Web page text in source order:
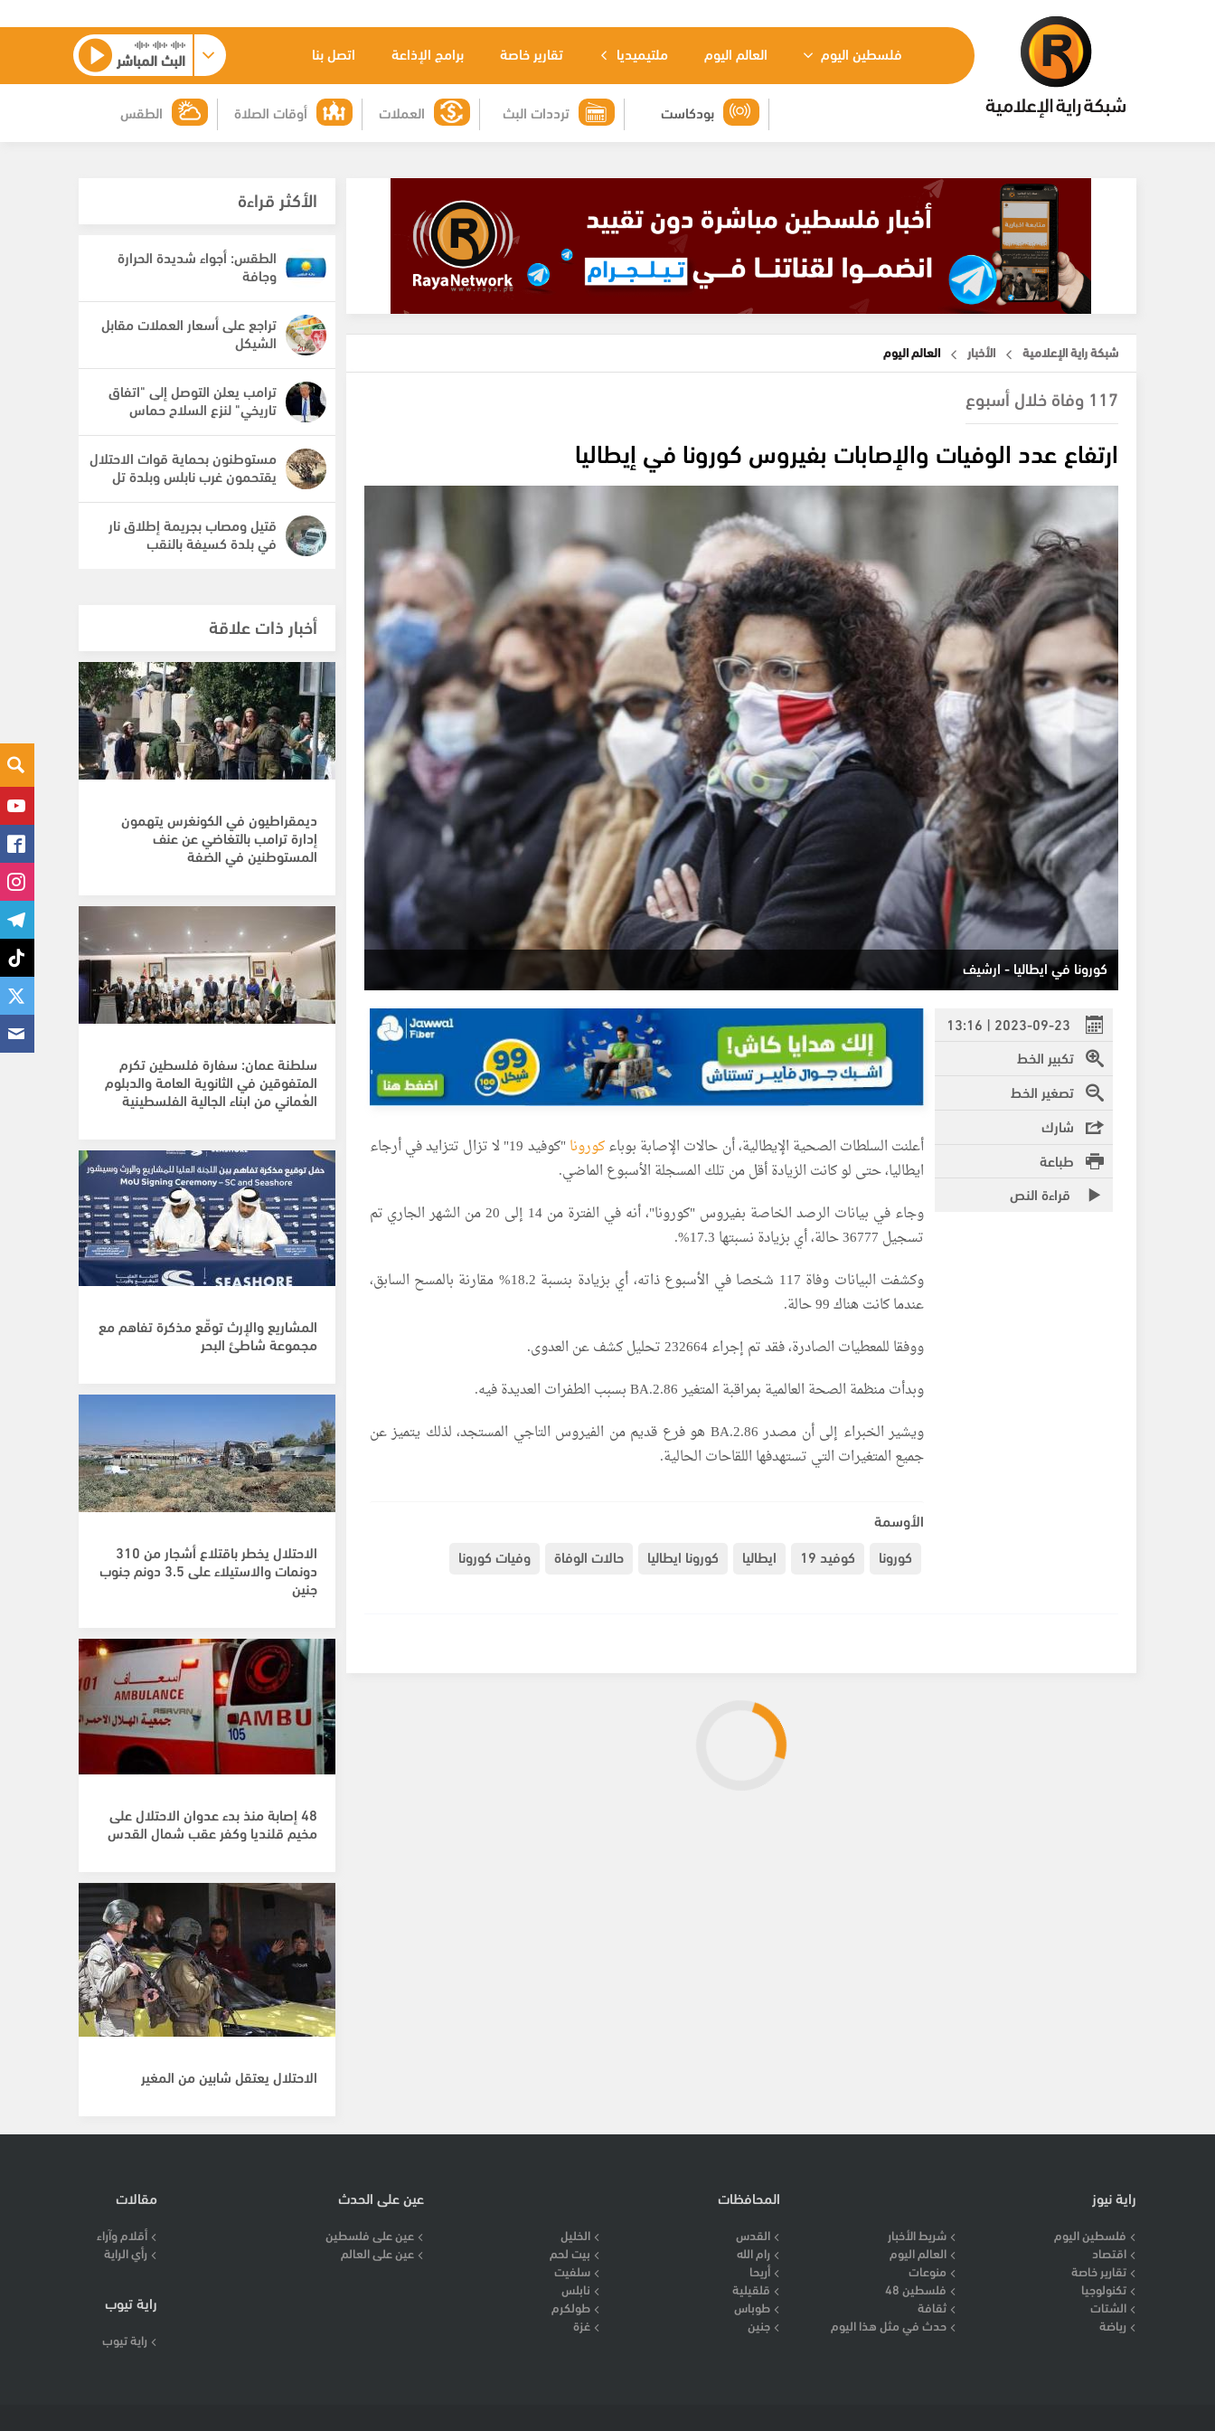
فلسطين اليوم العالم اليوم ملتيميديا تقارير خاصة برامج الإذاعة اتصل بنا البث المباشر
الطقس أوقات الصلاة العملات ترددات البث بودكاست
شبكة راية الإعلامية الأخبار العالم اليوم
117 وفاة خلال أسبوع
ارتفاع عدد الوفيات والإصابات بفيروس كورونا في إيطاليا
كورونا في ايطاليا - ارشيف
2023-09-23 | 13:16
تكبير الخط
تصغير الخط
شارك
طباعة
قراءة النص
أعلنت السلطات الصحية الإيطالية، أن حالات الإصابة بوباءكورونا
"كوفيد 19" لا تزال تتزايد في أرجاء
ايطاليا، حتى لو كانت الزيادة أقل من تلك المسجلة الأسبوع الماضي.
وجاء في بيانات الرصد الخاصة بفيروس "كورونا"، أنه في الفترة من 14 إلى 20 من الشهر الجاري تم
تسجيل 36777 حالة، أي بزيادة نسبتها 17.3%.
وكشفت البيانات وفاة 117 شخصا في الأسبوع ذاته، أي بزيادة بنسبة 18.2% مقارنة بالمسح السابق،
عندما كانت هناك 99 حالة.
ووفقا للمعطيات الصادرة، فقد تم إجراء 232664 تحليل كشف عن العدوى.
وبدأت منظمة الصحة العالمية بمراقبة المتغير BA.2.86 بسبب الطفرات العديدة فيه.
ويشير الخبراء إلى أن مصدر BA.2.86 هو فرع قديم من الفيروس التاجي المستجد، لذلك يتميز عن
جميع المتغيرات التي تستهدفها اللقاحات الحالية.
الأوسمة
كورونا
كوفيد 19 ايطاليا كورونا ايطاليا حالات الوفاة وفيات كورونا
الأكثر قراءة
الطقس: أجواء شديدة الحرارة
وجافة
تراجع على أسعار العملات مقابل
الشيكل
ترامب يعلن التوصل إلى "اتفاق
تاريخي" لنزع السلاح حماس
مستوطنون بحماية قوات الاحتلال
يقتحمون غرب نابلس وبلدة تل
قتيل ومصاب بجريمة إطلاق نار
في بلدة كسيفة بالنقب
أخبار ذات علاقة
ديمقراطيون في الكونغرس يتهمون
إدارة ترامب بالتغاضي عن عنف
المستوطنين في الضفة
سلطنة عمان: سفارة فلسطين تكرم
المتفوقين في الثانوية العامة والدبلوم
العُماني من ابناء الجالية الفلسطينية
المشاريع والإرث توقّع مذكرة تفاهم مع
مجموعة شاطئ البحر
الاحتلال يخطر باقتلاع أشجار من 310
دونمات والاستيلاء على 3.5 دونم جنوب
جنين
48 إصابة منذ بدء عدوان الاحتلال على
مخيم قلنديا وكفر عقب شمال القدس
الاحتلال يعتقل شابين من المغير
راية نيوز
فلسطين اليوم
شريط الأخبار
اقتصاد
العالم اليوم
تقارير خاصة
منوعات
تكنولوجيا
فلسطين 48
الشتات
ثقافة
رياضة
حدث في مثل هذا اليوم
المحافظات
القدس
الخليل
رام الله
بيت لحم
أريحا
سلفيت
قلقيلية
نابلس
طوباس
طولكرم
جنين
غزة
عين على الحدث
عين على فلسطين
عين على العالم
مقالات
أقلام وآراء
رأي الراية
راية تيوب
راية تيوب